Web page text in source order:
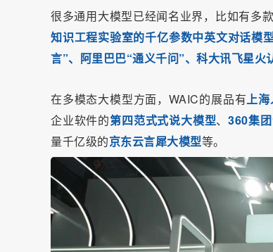
很多通用大模型已经闻名业界，比如有多
知识工程实验室的千亿参数中英文对话模
言”、阿里巴巴“通义千问”、科大讯飞星火
在多模态大模型方面，WAIC的展品有上
企业软件的第四范式式说大模型、360集
量千亿级的京东云言犀大模型等。